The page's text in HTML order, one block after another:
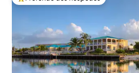
Entre os melhores preferidos dos